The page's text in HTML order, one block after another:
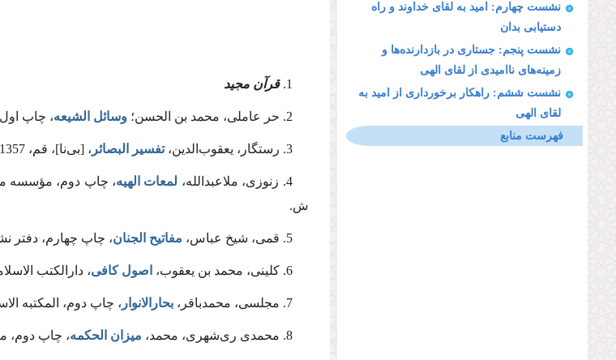
نشست چهارم: امید به لقای خداوند و راه
دستیابی بدان
نشست پنجم: جستاری در بازدارنده‌ها و
زمینه‌های نا‌امیدی از لقای الهی
نشست ششم: راهكار برخورداری از امید به
لقای الهی
فهرست منابع
1. قرآن مجید
2. حر عاملی، محمد بن الحسن؛ وسائل الشیعه، چاپ اول،
3. رستگار، یعقوب‌الدین، تفسیر البصائر ، [بی‌نا]، قم، 1357 ش.
4. زنوزی، ملاعبدالله، لمعات الهیه
ش.
5. قمی، شیخ عباس، مفاتیح الجنان، چاپ چهارم، دفتر نشر
6. کلینی، محمد بن یعقوب، اصول کافی، دارالکتب
7. مجلسی، محمدباقر، بحارالانوار ، چاپ دوم، المکتبه
8. محمدی ری‌شهری، محمد، میزان الحکمه، چاپ دوم،